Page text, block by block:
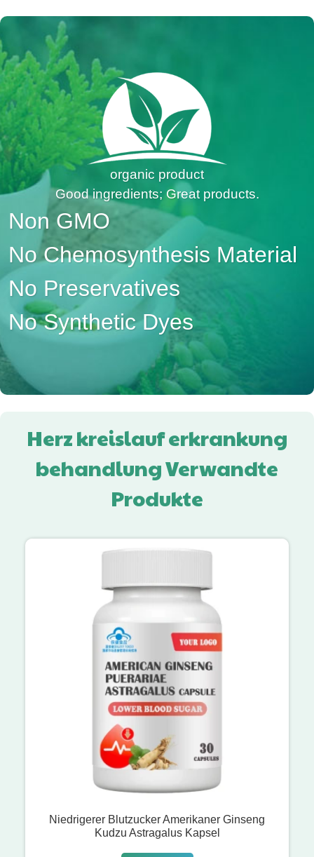
organic product
Good ingredients; Great products.
Non GMO
No Chemosynthesis Material
No Preservatives
No Synthetic Dyes
Herz kreislauf erkrankung
behandlung Verwandte
Produkte
Niedrigerer Blutzucker Amerikaner Ginseng
Kudzu Astragalus Kapsel